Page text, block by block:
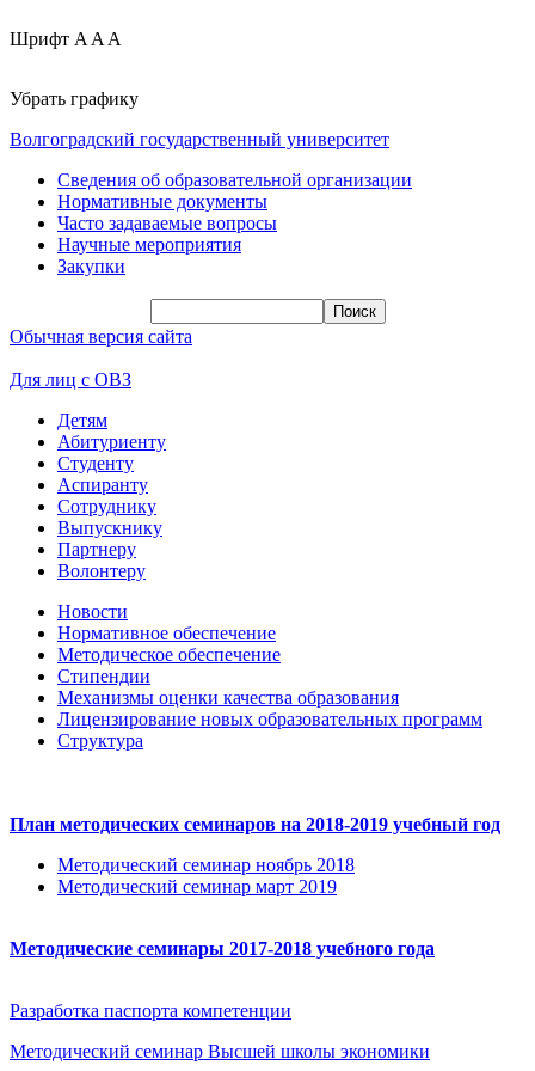
Шрифт A A A
Убрать графику
Волгоградский государственный университет
Сведения об образовательной организации
Нормативные документы
Часто задаваемые вопросы
Научные мероприятия
Закупки
Обычная версия сайта
Для лиц с ОВЗ
Детям
Абитуриенту
Студенту
Аспиранту
Сотруднику
Выпускнику
Партнеру
Волонтеру
Новости
Нормативное обеспечение
Методическое обеспечение
Стипендии
Механизмы оценки качества образования
Лицензирование новых образовательных программ
Структура
План методических семинаров на 2018-2019 учебный год
Методический семинар ноябрь 2018
Методический семинар март 2019
Методические семинары 2017-2018 учебного года
Разработка паспорта компетенции
Методический семинар Высшей школы экономики